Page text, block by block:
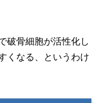
破骨細胞が活性化し
くなる、というわけ